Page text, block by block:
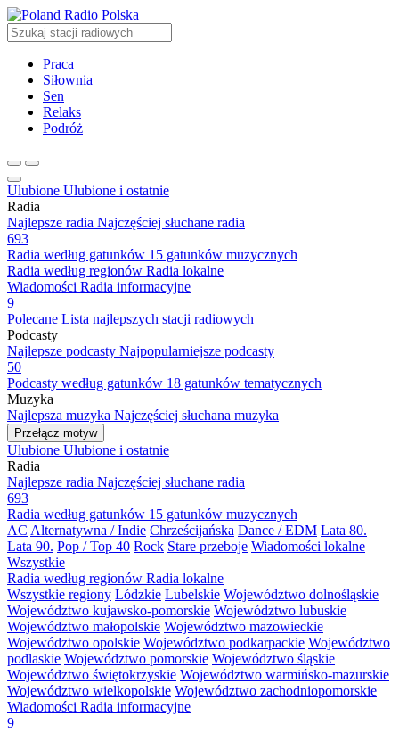
Radio Polska
Praca
Siłownia
Sen
Relaks
Podróż
Ulubione Ulubione i ostatnie
Radia
Najlepsze radia Najczęściej słuchane radia
693
Radia według gatunków 15 gatunków muzycznych
Radia według regionów Radia lokalne
Wiadomości Radia informacyjne
9
Polecane Lista najlepszych stacji radiowych
Podcasty
Najlepsze podcasty Najpopularniejsze podcasty
50
Podcasty według gatunków 18 gatunków tematycznych
Muzyka
Najlepsza muzyka Najczęściej słuchana muzyka
Przełącz motyw
Ulubione Ulubione i ostatnie
Radia
Najlepsze radia Najczęściej słuchane radia
693
Radia według gatunków 15 gatunków muzycznych
AC Alternatywna / Indie Chrześcijańska Dance / EDM Lata 80.
Lata 90. Pop / Top 40 Rock Stare przeboje Wiadomości lokalne
Wszystkie
Radia według regionów Radia lokalne
Wszystkie regiony Lódzkie Lubelskie Województwo dolnośląskie
Województwo kujawsko-pomorskie Województwo lubuskie
Województwo małopolskie Województwo mazowieckie
Województwo opolskie Województwo podkarpackie Województwo
podlaskie Województwo pomorskie Województwo śląskie
Województwo świętokrzyskie Województwo warmińsko-mazurskie
Województwo wielkopolskie Województwo zachodniopomorskie
Wiadomości Radia informacyjne
9